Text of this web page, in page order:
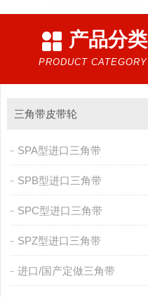
产品分类
PRODUCT CATEGORY
三角带皮带轮
SPA型进口三角带
SPB型进口三角带
SPC型进口三角带
SPZ型进口三角带
进口/国产定做三角带